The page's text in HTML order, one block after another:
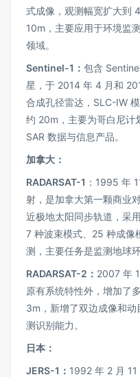
式成像，观测幅宽扩大到
10m，主要应用于环境监
领域。
Sentinel-1： 包含
星，于 2014 年 4 月和
合成孔径雷达，SLC-IW
约 20m，主要为哥白尼计
SAR 数据与信息产品。
加拿大：
RADARSAT-1 ：1995 年
射，是加拿大第一颗商业
近极地太阳同步轨道，采
7 种波束模式、25 种成
测，主要任务是监测地球
RADARSAT-2： 2007 年
原有系统特性外，增加了
3m，新增了双边成像和
测识别能力。
日本：
JERS-1： 1992 年 2 月